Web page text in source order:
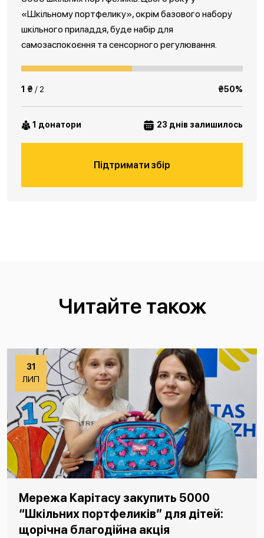
«Шкільному портфелику», окрім базового набору
шкільного приладдя, буде набір для
самозаспокоєння та сенсорного регулювання.
1 ₴ / 2 ₴50%
1 донатори 23 днів залишилось
Підтримати збір
Читайте також
31
ЛИП
Мережа Карітасу закупить 5000
“Шкільних портфеликів” для дітей:
щорічна благодійна акція